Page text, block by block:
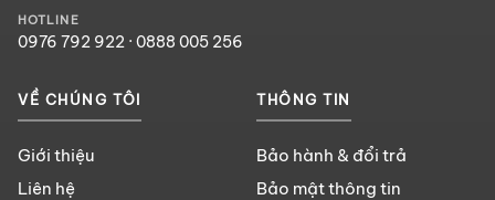
HOTLINE
0976 792 922 · 0888 005 256
VỀ CHÚNG TÔI
Giới thiệu
Liên hệ
THÔNG TIN
Bảo hành & đổi trả
Bảo mật thông tin